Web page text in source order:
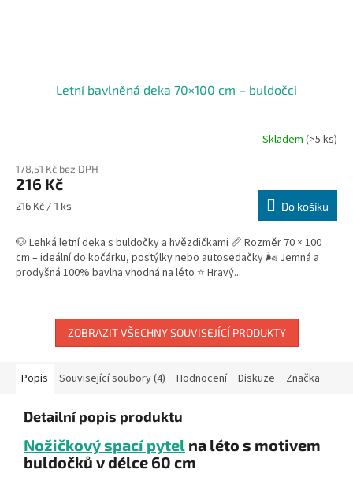
Letní bavlněná deka 70×100 cm – buldočci
Skladem (>5 ks)
178,51 Kč bez DPH
216 Kč
Měrná
216 Kč / 1 ks Do košíku
🐶 Lehká letní deka s buldočky a hvězdičkami 📏 Rozměr 70 × 100
cm – ideální do kočárku, postýlky nebo autosedačky 🌬️ Jemná a
prodyšná 100% bavlna vhodná na léto ⭐ Hravý...
ZOBRAZIT VŠECHNY SOUVISEJÍCÍ PRODUKTY
Popis Související soubory (4) Hodnocení Diskuze Značka
Detailní popis produktu
Nožičkový spací pytel na léto s motivem
buldočků v délce 60 cm